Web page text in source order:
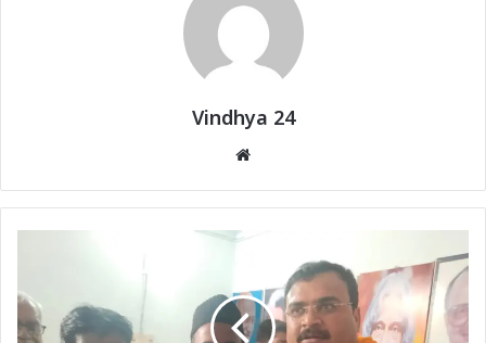
Vindhya 24